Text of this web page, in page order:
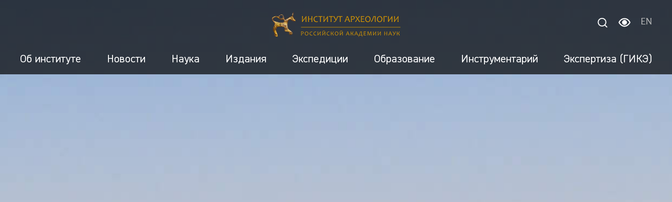
EN
Об институте Новости Наука Издания Экспедиции Образование Инструментарий Экспертиза (ГИКЭ)